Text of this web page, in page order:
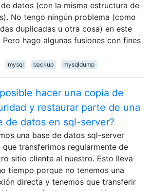
datos (con la misma estructura de
No tengo ningún problema (como
duplicadas u otra cosa) en este
Pero hago algunas fusiones con fines
mysql backup mysqldump
hacer una copia de
y restaurar parte de una
de datos en sql-server?
una base de datos sql-server
que transferimos regularmente de
sitio cliente al nuestro. Esto lleva
tiempo porque no tenemos una
directa y tenemos que transferir